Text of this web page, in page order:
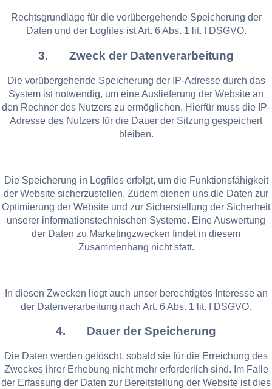
Rechtsgrundlage für die vorübergehende Speicherung der
Daten und der Logfiles ist Art. 6 Abs. 1 lit. f DSGVO.
3. Zweck der Datenverarbeitung
Die vorübergehende Speicherung der IP-Adresse durch das
System ist notwendig, um eine Auslieferung der Website an
den Rechner des Nutzers zu ermöglichen. Hierfür muss die IP-
Adresse des Nutzers für die Dauer der Sitzung gespeichert
bleiben.
Die Speicherung in Logfiles erfolgt, um die Funktionsfähigkeit
der Website sicherzustellen. Zudem dienen uns die Daten zur
Optimierung der Website und zur Sicherstellung der Sicherheit
unserer informationstechnischen Systeme. Eine Auswertung
der Daten zu Marketingzwecken findet in diesem
Zusammenhang nicht statt.
In diesen Zwecken liegt auch unser berechtigtes Interesse an
der Datenverarbeitung nach Art. 6 Abs. 1 lit. f DSGVO.
4. Dauer der Speicherung
Die Daten werden gelöscht, sobald sie für die Erreichung des
Zweckes ihrer Erhebung nicht mehr erforderlich sind. Im Falle
der Erfassung der Daten zur Bereitstellung der Website ist dies